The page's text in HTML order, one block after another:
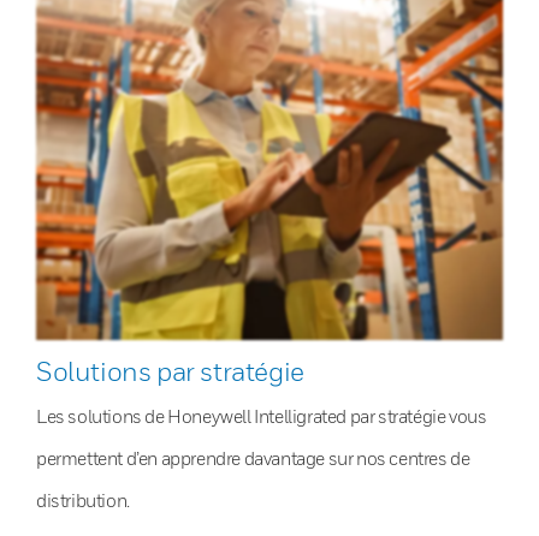
Solutions par stratégie
Les solutions de Honeywell Intelligrated par stratégie vous
permettent d’en apprendre davantage sur nos centres de
distribution.